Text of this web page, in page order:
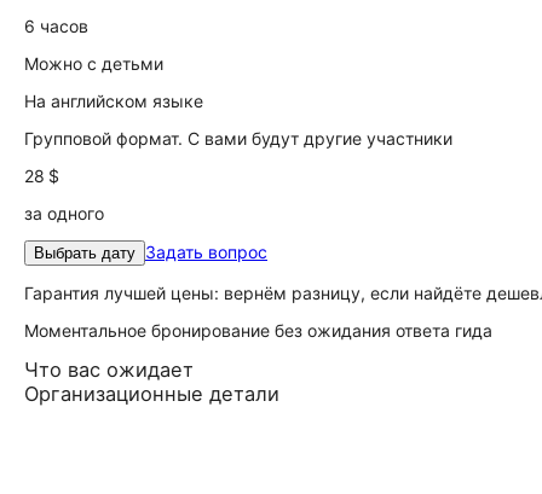
6 часов
Можно с детьми
На английском языке
Групповой формат. С вами будут другие участники
28 $
за одного
Выбрать дату Задать вопрос
Гарантия лучшей цены: вернём разницу, если найдёте
Моментальное бронирование без ожидания ответа гида
Что вас ожидает
Организационные детали